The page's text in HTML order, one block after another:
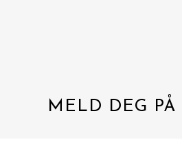
MELD DEG